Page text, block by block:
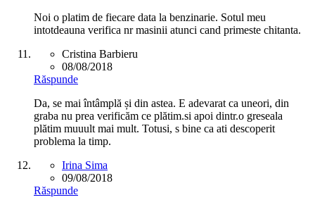
Noi o platim de fiecare data la benzinarie. Sotul meu
intotdeauna verifica nr masinii atunci cand primeste chitanta.
Cristina Barbieru
08/08/2018
Răspunde
Da, se mai întâmplă și din astea. E adevarat ca uneori, din
graba nu prea verificăm ce plătim.si apoi dintr.o greseala
plătim muuult mai mult. Totusi, s bine ca ati descoperit
problema la timp.
Irina Sima
09/08/2018
Răspunde